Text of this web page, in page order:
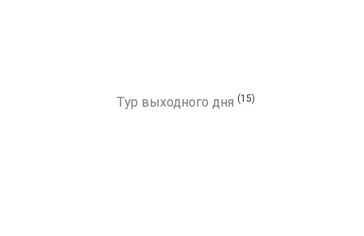
Тур выходного дня (15)